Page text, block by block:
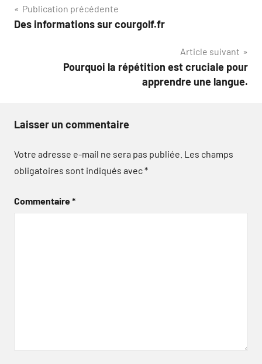
Navigation
de
Publication précédente
Des informations sur courgolf.fr
Article suivant
Pourquoi la répétition est cruciale pour
apprendre une langue.
Laisser un commentaire
Votre adresse e-mail ne sera pas publiée. Les champs
obligatoires sont indiqués avec*
Commentaire*